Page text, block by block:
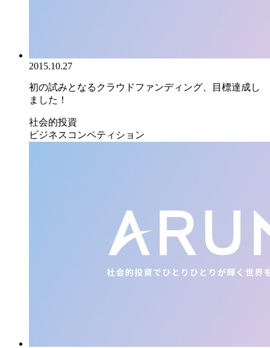
2015.10.27
初の試みとなるクラウドファンディング、目標達成し
ました！
社会的投資
ビジネスコンペティション